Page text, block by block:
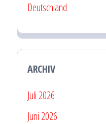
Deutschland
ARCHIV
Juli 2026
Juni 2026